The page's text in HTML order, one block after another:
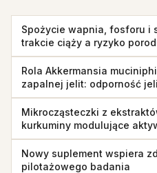
Spożycie wapnia, fosforu i
trakcie ciąży a ryzyko
Rola Akkermansia
zapalnej jelit: odporność
Mikrocząsteczki z
kurkuminy modulujące
Nowy suplement wspiera
pilotażowego badania